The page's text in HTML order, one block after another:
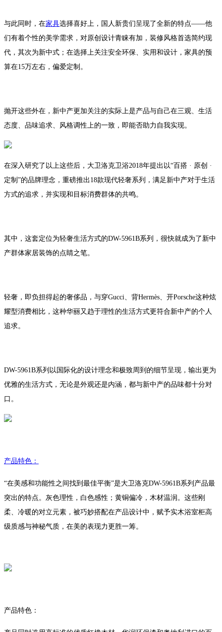
与此同时，在家具选择喜好上，国人新贵们呈现了全新的特点——他
们有着个性的美学需求，对原创设计青睐有加，装修风格首选简约现
代，其次为新中式；在选择上关注安全环保、实用和设计，家具的预
算在15万左右，偏爱定制。
抛开这些外在，新中产更加关注的实际上是产品与自己在三观、生活
态度、品味追求、风格调性上的一致，即能否助力自我实现。
在深入研究了以上这些后，大卫洛克卫浴2018年提出以“百搭 · 原创 ·
定制”的品牌理念，重磅推出18款现代轻奢系列，满足新中产对于生活
方式的追求，并实现和目标消费群体的共鸣。
其中，这套定位为轻奢生活方式的DW-5961B系列，很快就成为了新中
产群体家居装饰的点睛之笔。
轻奢，即负担得起的奢侈品，与穿Gucci、背Hermès、开Porsche这种炫
耀型消费相比，这种华丽又趋于理性的生活方式更符合新中产的个人
追求。
DW-5961B系列以国际化的设计理念和极致周到的细节呈现，输出更为
优雅的生活方式，无论是外观还是内涵，都与新中产的品味都十分对
口。
产品特色：
“在美感和功能性之间找到最佳平衡”是大卫洛克DW-5961B系列产品最
突出的特点。灰色理性，白色感性；黄铜偏冷，木材温润。这些刚
柔、冷暖的对立元素，被巧妙搭配在产品设计中，赋予实木浴室柜高
级质感与神秘气质，在美的表现力更胜一筹。
产品特色：